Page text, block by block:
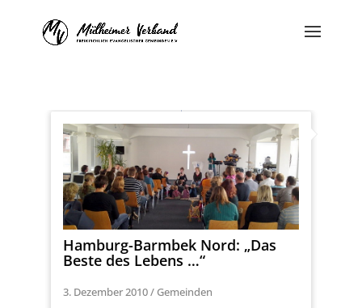
Hamburg-Barmbek Nord: „Das
Beste des Lebens …“
3. Dezember 2010/ Gemeinden